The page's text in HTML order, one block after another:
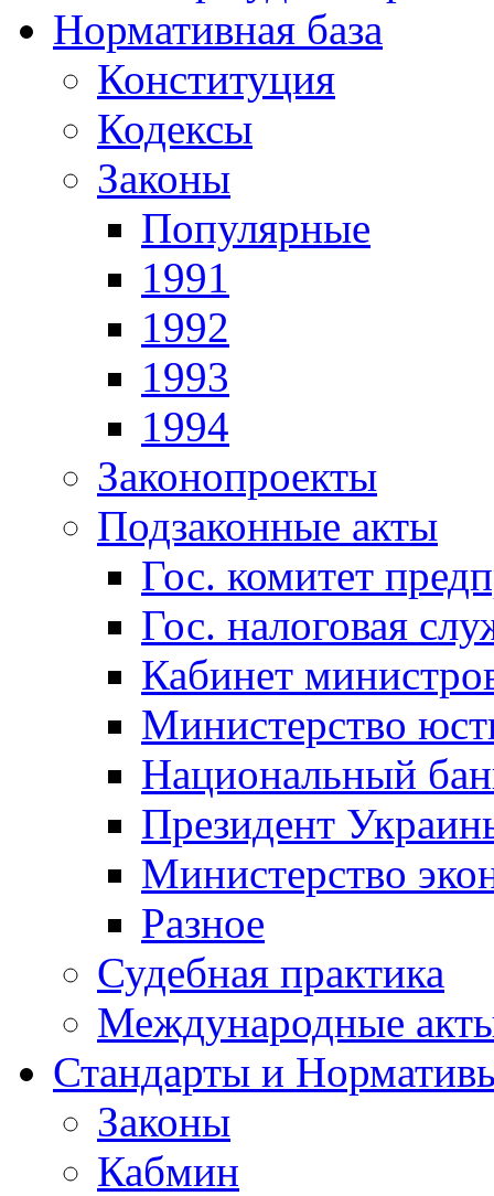
Нормативная база
Конституция
Кодексы
Законы
Популярные
1991
1992
1993
1994
Законопроекты
Подзаконные акты
Гос. комитет
Гос. налоговая
Кабинет
Министерство
Национальный
Президент
Министерство
Разное
Судебная практика
Международные
Стандарты и
Законы
Кабмин